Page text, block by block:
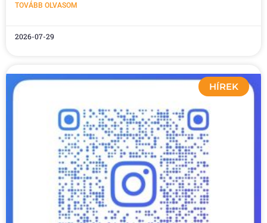
TOVÁBB OLVASOM
2026-07-29
HÍREK